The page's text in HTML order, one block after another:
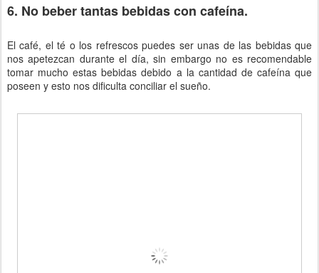
6. No beber tantas bebidas con cafeína.
El café, el té o los refrescos puedes ser unas de las bebidas que
nos apetezcan durante el día, sin embargo no es recomendable
tomar mucho estas bebidas debido a la cantidad de cafeína que
poseen y esto nos dificulta conciliar el sueño.